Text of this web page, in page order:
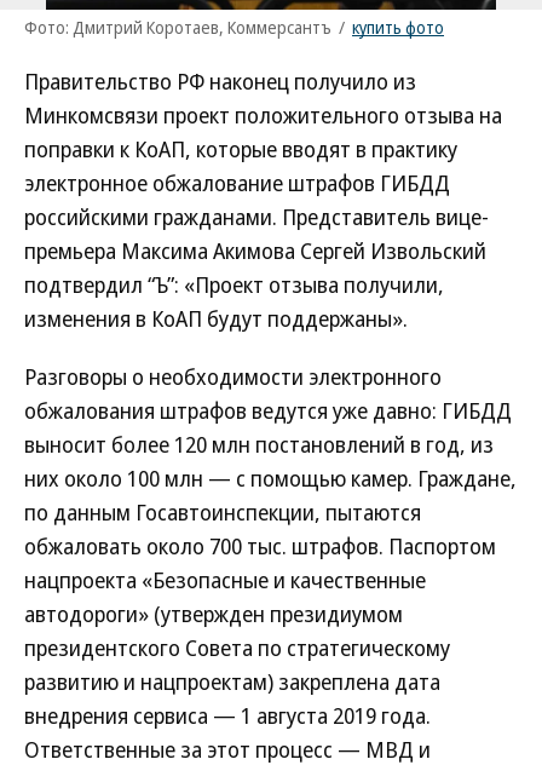
Фото: Дмитрий Коротаев, Коммерсантъ / купить фото
Правительство РФ наконец получило из
Минкомсвязи проект положительного отзыва на
поправки к КоАП, которые вводят в практику
электронное обжалование штрафов ГИБДД
российскими гражданами. Представитель вице-
премьера Максима Акимова Сергей Извольский
подтвердил “Ъ”: «Проект отзыва получили,
изменения в КоАП будут поддержаны».
Разговоры о необходимости электронного
обжалования штрафов ведутся уже давно: ГИБДД
выносит более 120 млн постановлений в год, из
них около 100 млн — с помощью камер. Граждане,
по данным Госавтоинспекции, пытаются
обжаловать около 700 тыс. штрафов. Паспортом
нацпроекта «Безопасные и качественные
автодороги» (утвержден президиумом
президентского Совета по стратегическому
развитию и нацпроектам) закреплена дата
внедрения сервиса — 1 августа 2019 года.
Ответственные за этот процесс — МВД и